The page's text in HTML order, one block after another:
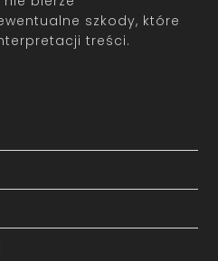
szkody, które
treści.